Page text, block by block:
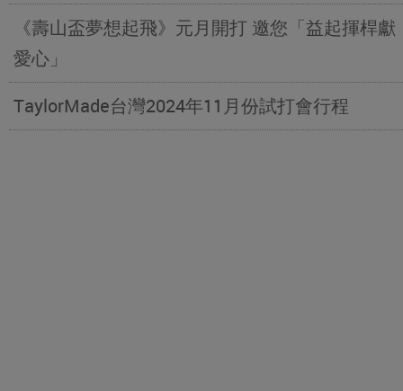
《壽山盃夢想起飛》元月開打 邀您「益起揮桿獻
愛心」
TaylorMade台灣2024年11月份試打會行程